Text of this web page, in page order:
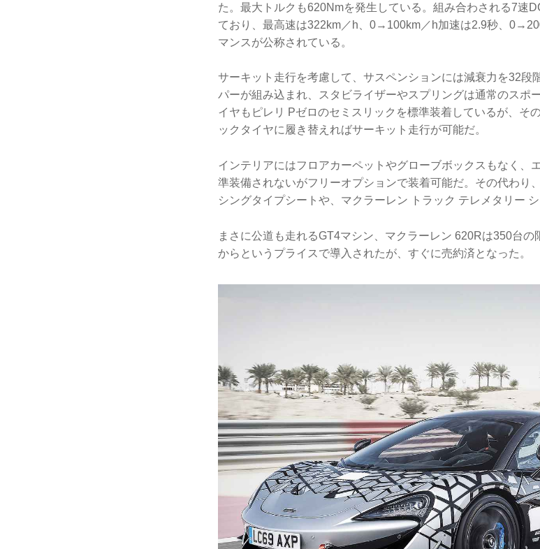
た。最大トルクも620Nmを発生している。組み合わされる7速
ており、最高速は322km／h、0→100km／h加速は2.9秒、
マンスが公称されている。
サーキット走行を考慮して、サスペンションには減衰力を32段
パーが組み込まれ、スタビライザーやスプリングは通常のスポ
イヤもピレリ Pゼロのセミスリックを標準装着しているが、そ
ックタイヤに履き替えればサーキット走行が可能だ。
インテリアにはフロアカーペットやグローブボックスもなく、
準装備されないがフリーオプションで装着可能だ。その代わり
シングタイプシートや、マクラーレン トラック テレメタリー
まさに公道も走れるGT4マシン、マクラーレン 620Rは350台
からというプライスで導入されたが、すぐに売約済となった。